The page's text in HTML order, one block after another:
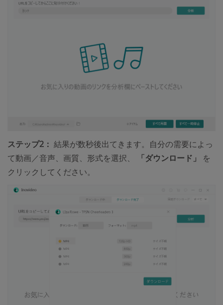
ステップ2： 結果が数秒後出てきます。自分の需要によっ
て動画／音声、画質、形式を選択、
「ダウンロード」
を
クリックしてください。